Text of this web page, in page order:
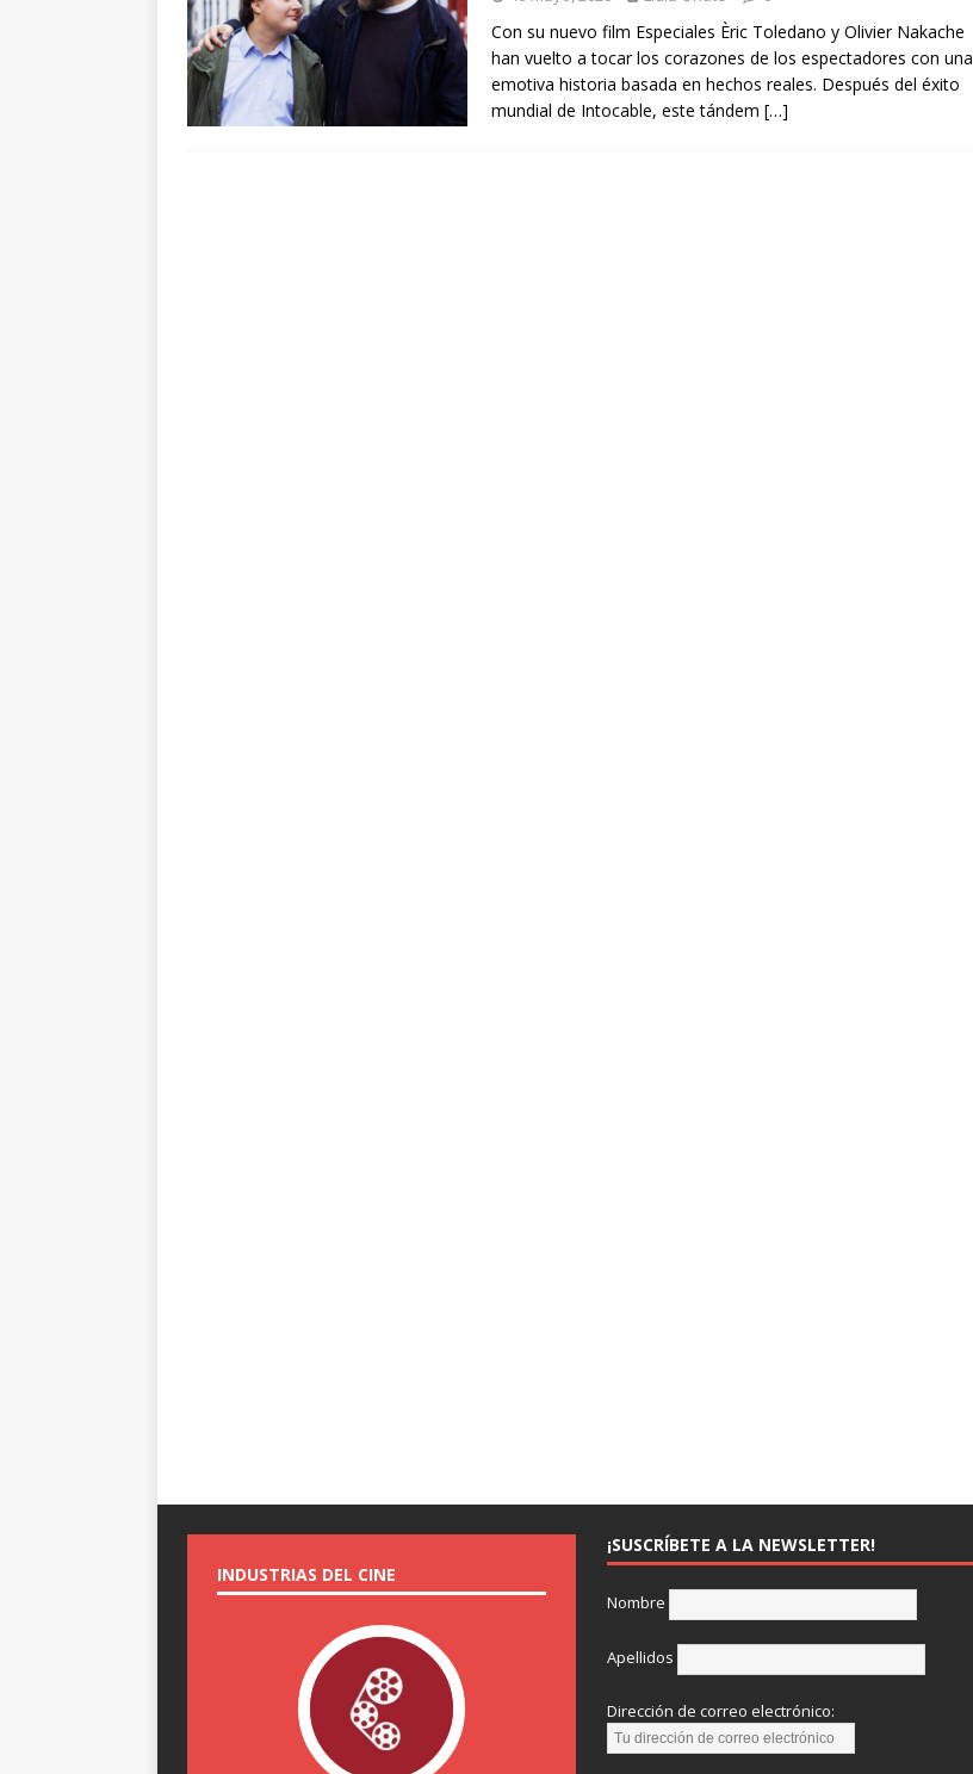
arte”
ENTREVISTAS
[ 18 mayo, 2024 ]
Cannes 2024: día 4. ‘Los hiperbóreos’ y ‘Kinds of Kindness’ FESTIVALES
Con su nuevo film Especiales Èric Toledano y Olivier Nakache
han vuelto a tocar los corazones de los espectadores con una
emotiva historia basada en hechos reales. Después del éxito
mundial de Intocable, este tándem […]
INDUSTRIAS DEL CINE
¡SUSCRÍBETE A LA NEWSLETTER!
Nombre
Apellidos
Dirección de correo electrónico: